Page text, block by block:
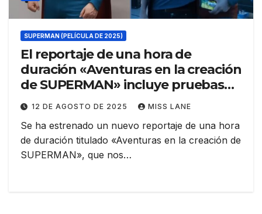
SUPERMAN (PELÍCULA DE 2025)
El reportaje de una hora de
duración «Aventuras en la creación
de SUPERMAN» incluye pruebas
de vestuario, imágenes detrás de
las cámaras y mucho más
12 DE AGOSTO DE 2025 MISS LANE
Se ha estrenado un nuevo reportaje de una hora
de duración titulado «Aventuras en la creación de
SUPERMAN», que nos…